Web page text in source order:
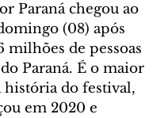
Paraná chegou ao
(08) após
milhões de pessoas
Paraná. É o maior
história do festival,
em 2020 e